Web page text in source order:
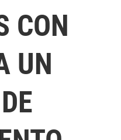
CON
UN